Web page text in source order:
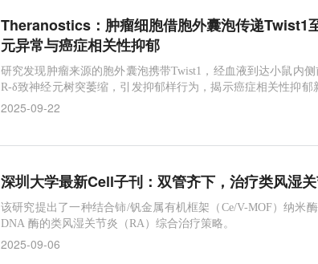
Theranostics：肿瘤细胞借胞外囊泡传递Twist1
元异常与癌症相关性抑郁
研究发现肿瘤来源的胞外囊泡携带Twist1，经血液到达小鼠内
R-δ致神经元树突萎缩，引发抑郁样行为，揭示癌症相关性抑郁
靶点。
2025-09-22
深圳大学最新Cell子刊：双管齐下，治疗类风湿
该研究提出了一种结合铈/钒金属有机框架（Ce/V-MOF）纳米
DNA 酶的类风湿关节炎（RA）综合治疗策略。
2025-09-06